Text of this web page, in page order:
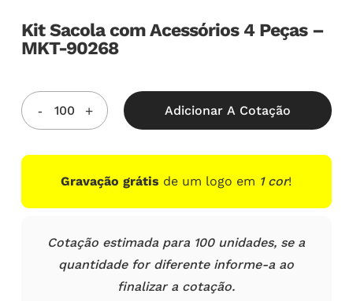
Kit Sacola com Acessórios 4 Peças –
MKT-90268
Adicionar A Cotação
Gravação grátis de um logo em 1 cor!
Cotação estimada para 100 unidades, se a
quantidade for diferente informe-a ao
finalizar a cotação.